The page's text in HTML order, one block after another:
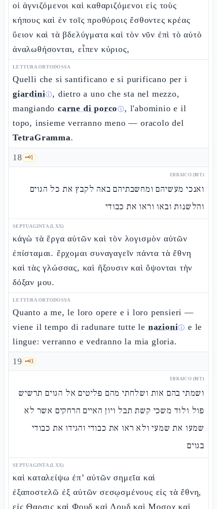
οἱ ἁγνιζόμενοι καὶ καθαριζόμενοι εἰς τοὺς
κήπους καὶ ἐν τοῖς προθύροις ἔσθοντες κρέας
ὕειον καὶ τὰ βδελύγματα καὶ τὸν νῦν ἐπὶ τὸ αὐτὸ
ἀναλωθήσονται, εἶπεν κύριος,
LETTURA ORTODOSSA
Quelli che si santificano e si purificano per i
giardiniⓘ, dietro a uno che sta nel mezzo,
mangiandocarne di porcoⓘ, l'abominio e il
topo, insieme verranno meno — oracolo del
TetraGramma.
18 🗝️1
EBRAICO (MT)
ואנכי מעשיהם ומחשבתיהם באה לקבץ את כל הגוים
והלשנות ובאו וראו את כבודי
SEPTUAGINTA (LXX)
κἀγὼ τὰ ἔργα αὐτῶν καὶ τὸν λογισμὸν αὐτῶν
ἐπίσταμαι. ἔρχομαι συναγαγεῖν πάντα τὰ ἔθνη
καὶ τὰς γλώσσας, καὶ ἥξουσιν καὶ ὄψονται τὴν
δόξαν μου.
LETTURA ORTODOSSA
Quanto a me, le loro opere e i loro pensieri —
viene il tempo di radunare tutte le nazioniⓘ e le
lingue: verranno e vedranno la mia gloria.
19 🗝️3
EBRAICO (MT)
ושמתי בהם אות ושלחתי מהם פליטים אל הגוים תרשיש
פול ולוד משכי קשת תבל ויון האיים הרחקים אשר לא
שמעו את שמעי ולא ראו את כבודי והגידו את כבודי
בגוים
SEPTUAGINTA (LXX)
καὶ καταλείψω ἐπ’ αὐτῶν σημεῖα καὶ
ἐξαποστελῶ ἐξ αὐτῶν σεσῳσμένους εἰς τὰ ἔθνη,
εἰς Θαρσις καὶ Φουδ καὶ Λουδ καὶ Μοσοχ καὶ